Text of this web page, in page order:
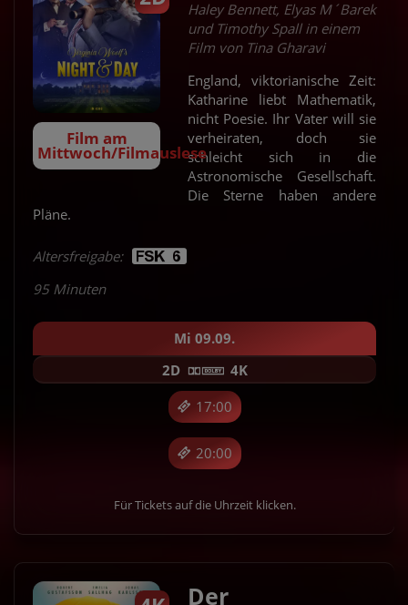
Film am
Mittwoch/Filmauslese
Haley Bennett, Elyas M´Barek
und Timothy Spall in einem
Film von Tina Gharavi
England, viktorianische Zeit:
Katharine liebt Mathematik,
nicht Poesie. Ihr Vater will sie
verheiraten, doch sie
schleicht sich in die
Astronomische Gesellschaft.
Die Sterne haben andere
Pläne.
Altersfreigabe:
95 Minuten
Mi 09.09.
17:00
20:00
2D 4K
Für Tickets auf die Uhrzeit klicken.
Der